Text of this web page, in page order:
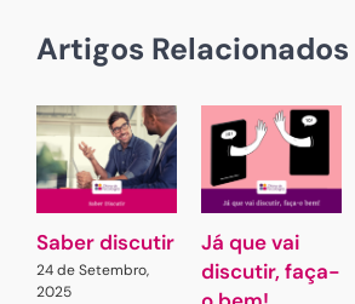
Artigos Relacionados
Saber discutir
24 de Setembro,
2025
Já que vai
discutir, faça-